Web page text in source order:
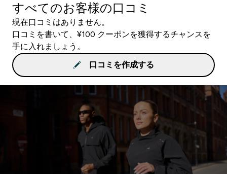
すべてのお客様の口コミ
現在口コミはありません。
口コミを書いて、¥100 クーポンを獲得するチャンスを
手に入れましょう。
口コミを作成する